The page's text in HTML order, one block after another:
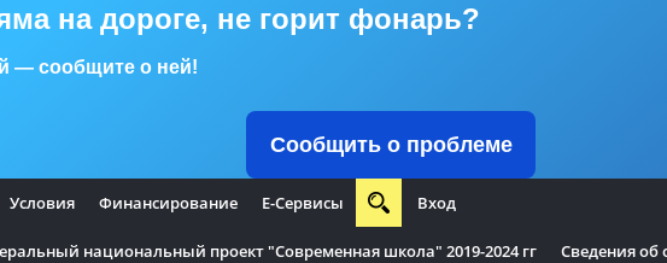
на дороге, не горит фонарь?
— сообщите о ней!
Сообщить о проблеме
Условия Финансирование Е-Сервисы
национальный проект "Современная школа" 2019-2024 гг Сведения об
Вход